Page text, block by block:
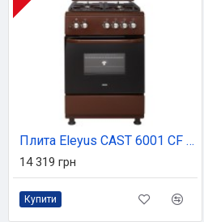
Плита Eleyus CAST 6001 CF BR
14 319 грн
Купити